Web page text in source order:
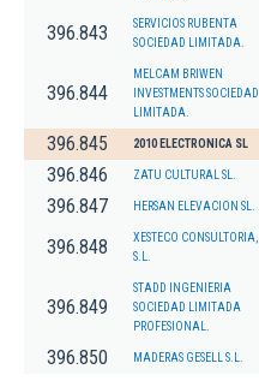
396.843
SERVICIOS RUBENTA
SOCIEDAD LIMITADA.
396.844
MELCAM BRIWEN
INVESTMENTS SOCIEDAD
LIMITADA.
396.845 2010 ELECTRONICA SL
396.846 ZATU CULTURAL SL.
396.847 HERSAN ELEVACION SL.
396.848
XESTECO CONSULTORIA,
S.L.
396.849
STADD INGENIERIA
SOCIEDAD LIMITADA
PROFESIONAL.
396.850 MADERAS GESELL S.L.